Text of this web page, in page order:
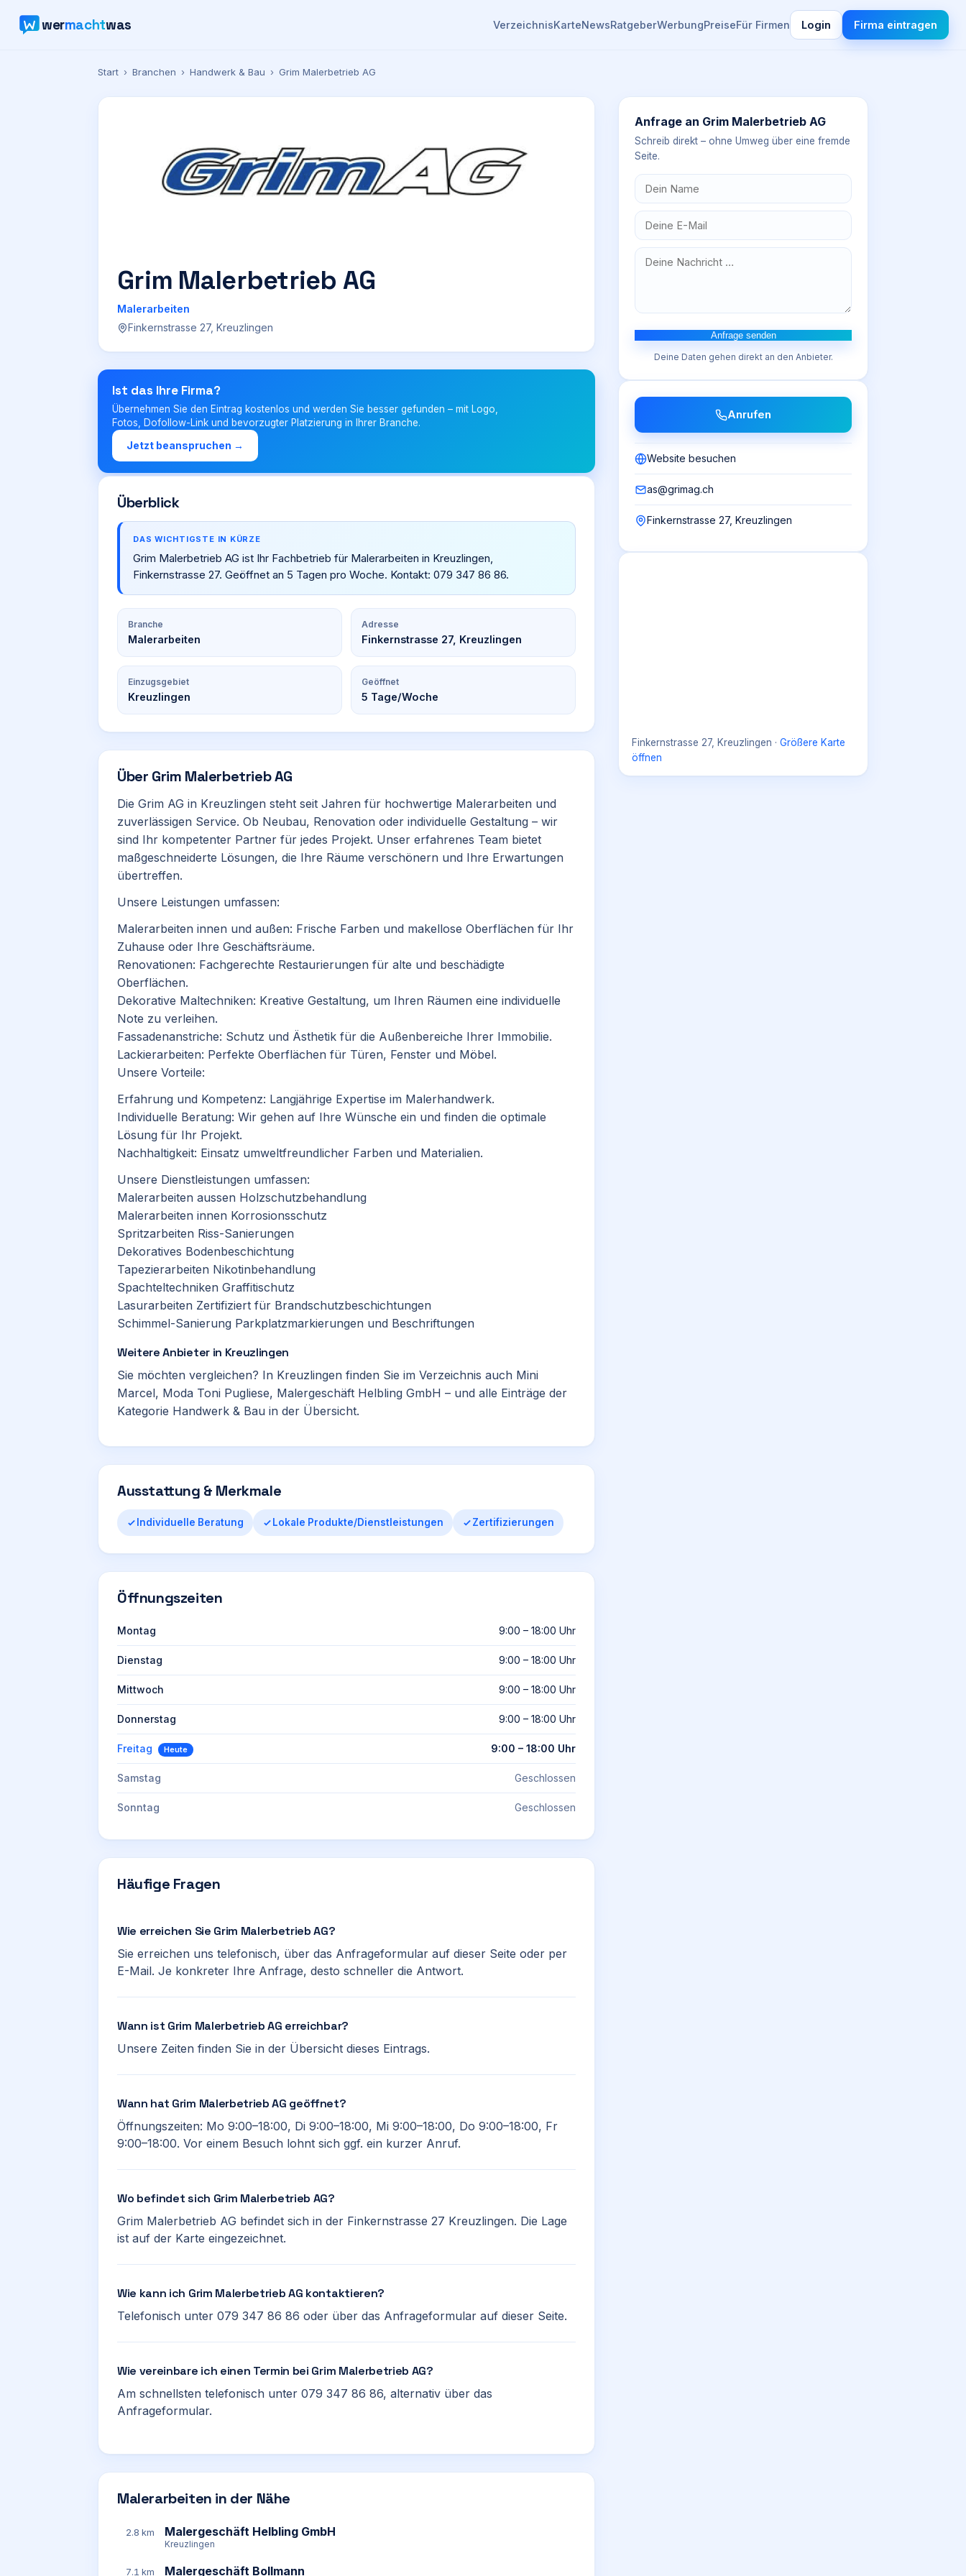
wermachtwas VerzeichnisKarteNewsRatgeberWerbungPreiseFür Firmen Login Firma eintragen
Start › Branchen › Handwerk & Bau › Grim Malerbetrieb AG
Grim Malerbetrieb AG
Malerarbeiten
Finkernstrasse 27, Kreuzlingen
Ist das Ihre Firma?
Übernehmen Sie den Eintrag kostenlos und werden Sie besser gefunden – mit Logo,
Fotos, Dofollow-Link und bevorzugter Platzierung in Ihrer Branche.
Jetzt beanspruchen →
Überblick
DAS WICHTIGSTE IN KÜRZE
Grim Malerbetrieb AG ist Ihr Fachbetrieb für Malerarbeiten in Kreuzlingen,
Finkernstrasse 27. Geöffnet an 5 Tagen pro Woche. Kontakt: 079 347 86 86.
Branche
Malerarbeiten
Adresse
Finkernstrasse 27, Kreuzlingen
Einzugsgebiet
Kreuzlingen
Geöffnet
5 Tage/Woche
Über Grim Malerbetrieb AG
Die Grim AG in Kreuzlingen steht seit Jahren für hochwertige Malerarbeiten und
zuverlässigen Service. Ob Neubau, Renovation oder individuelle Gestaltung – wir
sind Ihr kompetenter Partner für jedes Projekt. Unser erfahrenes Team bietet
maßgeschneiderte Lösungen, die Ihre Räume verschönern und Ihre Erwartungen
übertreffen.
Unsere Leistungen umfassen:
Malerarbeiten innen und außen: Frische Farben und makellose Oberflächen für Ihr
Zuhause oder Ihre Geschäftsräume.
Renovationen: Fachgerechte Restaurierungen für alte und beschädigte
Oberflächen.
Dekorative Maltechniken: Kreative Gestaltung, um Ihren Räumen eine individuelle
Note zu verleihen.
Fassadenanstriche: Schutz und Ästhetik für die Außenbereiche Ihrer Immobilie.
Lackierarbeiten: Perfekte Oberflächen für Türen, Fenster und Möbel.
Unsere Vorteile:
Erfahrung und Kompetenz: Langjährige Expertise im Malerhandwerk.
Individuelle Beratung: Wir gehen auf Ihre Wünsche ein und finden die optimale
Lösung für Ihr Projekt.
Nachhaltigkeit: Einsatz umweltfreundlicher Farben und Materialien.
Unsere Dienstleistungen umfassen:
Malerarbeiten aussen Holzschutzbehandlung
Malerarbeiten innen Korrosionsschutz
Spritzarbeiten Riss-Sanierungen
Dekoratives Bodenbeschichtung
Tapezierarbeiten Nikotinbehandlung
Spachteltechniken Graffitischutz
Lasurarbeiten Zertifiziert für Brandschutzbeschichtungen
Schimmel-Sanierung Parkplatzmarkierungen und Beschriftungen
Weitere Anbieter in Kreuzlingen
Sie möchten vergleichen? In Kreuzlingen finden Sie im Verzeichnis auch Mini
Marcel, Moda Toni Pugliese, Malergeschäft Helbling GmbH – und alle Einträge der
Kategorie Handwerk & Bau in der Übersicht.
Ausstattung & Merkmale
Individuelle Beratung Lokale Produkte/Dienstleistungen Zertifizierungen
Öffnungszeiten
Montag 9:00 – 18:00 Uhr
Dienstag 9:00 – 18:00 Uhr
Mittwoch 9:00 – 18:00 Uhr
Donnerstag 9:00 – 18:00 Uhr
Freitag Heute 9:00 – 18:00 Uhr
Samstag Geschlossen
Sonntag Geschlossen
Häufige Fragen
Wie erreichen Sie Grim Malerbetrieb AG?
Sie erreichen uns telefonisch, über das Anfrageformular auf dieser Seite oder per
E-Mail. Je konkreter Ihre Anfrage, desto schneller die Antwort.
Wann ist Grim Malerbetrieb AG erreichbar?
Unsere Zeiten finden Sie in der Übersicht dieses Eintrags.
Wann hat Grim Malerbetrieb AG geöffnet?
Öffnungszeiten: Mo 9:00–18:00, Di 9:00–18:00, Mi 9:00–18:00, Do 9:00–18:00, Fr
9:00–18:00. Vor einem Besuch lohnt sich ggf. ein kurzer Anruf.
Wo befindet sich Grim Malerbetrieb AG?
Grim Malerbetrieb AG befindet sich in der Finkernstrasse 27 Kreuzlingen. Die Lage
ist auf der Karte eingezeichnet.
Wie kann ich Grim Malerbetrieb AG kontaktieren?
Telefonisch unter 079 347 86 86 oder über das Anfrageformular auf dieser Seite.
Wie vereinbare ich einen Termin bei Grim Malerbetrieb AG?
Am schnellsten telefonisch unter 079 347 86 86, alternativ über das
Anfrageformular.
Malerarbeiten in der Nähe
2.8 km Malergeschäft Helbling GmbH
Kreuzlingen
7.1 km Malergeschäft Bollmann
Anfrage an Grim Malerbetrieb AG
Schreib direkt – ohne Umweg über eine fremde
Seite.
Anfrage senden
Deine Daten gehen direkt an den Anbieter.
Anrufen
Website besuchen
as@grimag.ch
Finkernstrasse 27, Kreuzlingen
Finkernstrasse 27, Kreuzlingen · Größere Karte
öffnen